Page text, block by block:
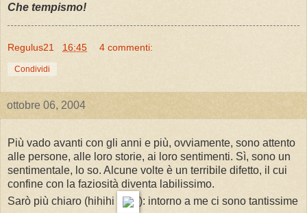
Che tempismo!
Regulus21 16:45 4 commenti:
Condividi
ottobre 06, 2004
Più vado avanti con gli anni e più, ovviamente, sono attento
alle persone, alle loro storie, ai loro sentimenti. Sì, sono un
sentimentale, lo so. Alcune volte è un terribile difetto, il cui
confine con la faziosità diventa labilissimo.
Sarò più chiaro (hihihi
): intorno a me ci sono tantissime